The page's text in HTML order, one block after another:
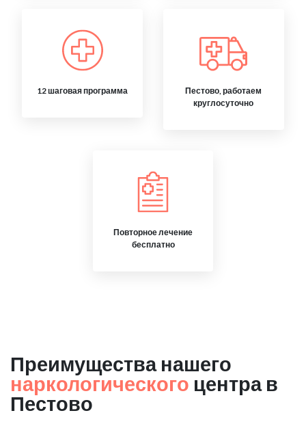
12 шаговая программа
Пестово, работаем
круглосуточно
Повторное лечение
бесплатно
Преимущества нашего
наркологического центра в
Пестово